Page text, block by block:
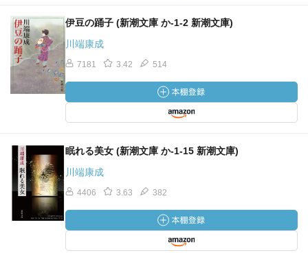
伊豆の踊子 (新潮文庫 か-1-2 新潮文庫)
川端康成
7181 3.42 514
眠れる美女 (新潮文庫 か-1-15 新潮文庫)
川端康成
4406 3.63 382